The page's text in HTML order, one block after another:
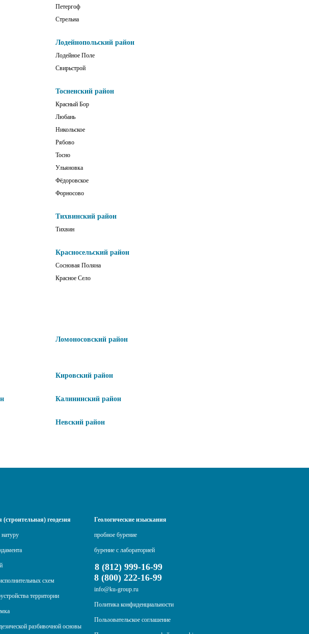
Петергоф
Стрельна
Лодейнопольский район
Лодейное Поле
Свирьстрой
Тосненский район
Красный Бор
Любань
Никольское
Рябово
Тосно
Ульяновка
Фёдоровское
Форносово
Тихвинский район
Тихвин
Красносельский район
Сосновая Поляна
Красное Село
Ломоносовский район
Кировский район
Калининский район
Невский район
геодезия
схем
территории
разбивочной основы
Геологические изыскания
пробное бурение
бурение с лабораторией
8 (812) 999-16-99
8 (800) 222-16-99
info@ku-group.ru
Политика конфиденциальности
Пользовательское соглашение